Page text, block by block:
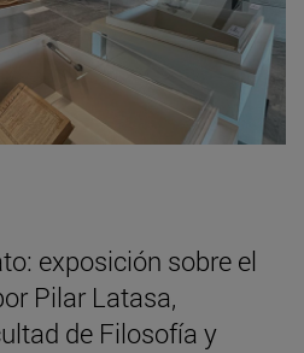
exposición sobre el
Pilar Latasa,
de Filosofía y